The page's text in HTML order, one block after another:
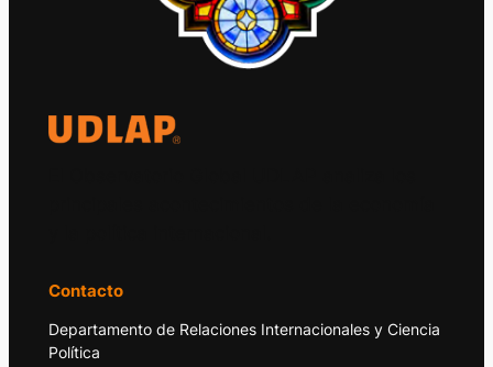
Contacto
Departamento de Relaciones Internacionales y Ciencia
Política